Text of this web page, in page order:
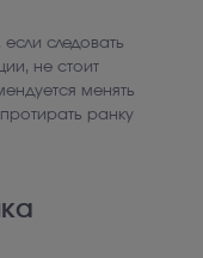
следовать
не стоит
менять
ранку